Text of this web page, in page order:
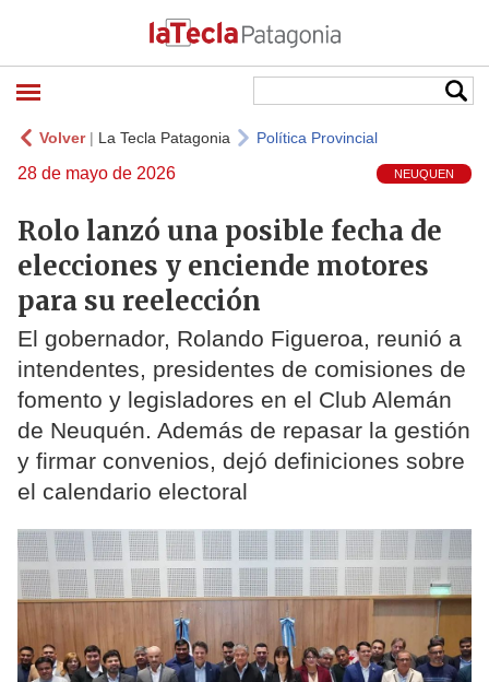
Volver| La Tecla Patagonia Política Provincial
28 de mayo de 2026 NEUQUEN
Rolo lanzó una posible fecha de
elecciones y enciende motores
para su reelección
El gobernador, Rolando Figueroa, reunió a
intendentes, presidentes de comisiones de
fomento y legisladores en el Club Alemán
de Neuquén. Además de repasar la gestión
y firmar convenios, dejó definiciones sobre
el calendario electoral